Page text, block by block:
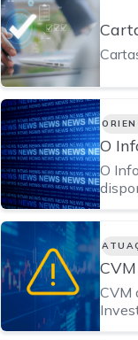
2025
O
está
O
A3
Ltda.
CVM